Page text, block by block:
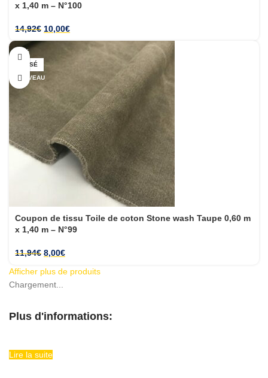
x 1,40 m – N°100
14,92€ 10,00€
-33%
ÉPUISÉ
NOUVEAU
Coupon de tissu Toile de coton Stone wash Taupe 0,60 m
x 1,40 m – N°99
11,94€ 8,00€
Afficher plus de produits
Chargement...
Plus d'informations:
Lire la suite